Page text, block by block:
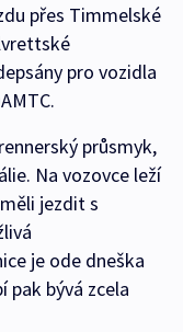
přes Timmelské
pro vozidla
průsmyk,
Na vozovce leží
jezdit s
je ode dneška
pak bývá zcela